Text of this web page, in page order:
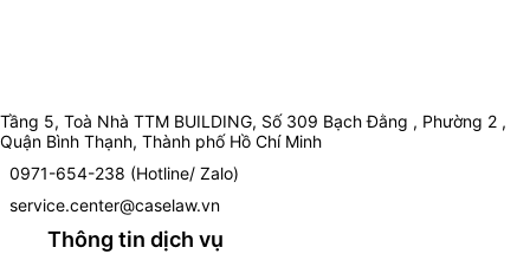
Tầng 5, Toà Nhà TTM BUILDING, Số 309 Bạch Đằng , Phường 2 ,
Quận Bình Thạnh, Thành phố Hồ Chí Minh
0971-654-238 (Hotline/ Zalo)
service.center@caselaw.vn
Thông tin dịch vụ